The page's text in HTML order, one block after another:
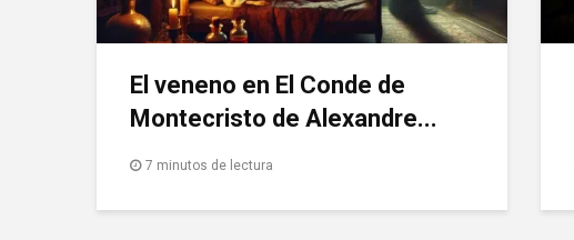
El veneno en El Conde de
Montecristo de Alexandre...
7 minutos de lectura